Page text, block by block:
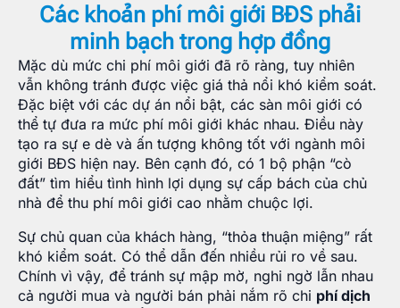
Các khoản phí môi giới BĐS phải
minh bạch trong hợp đồng
Mặc dù mức chi phí môi giới đã rõ ràng, tuy nhiên
vẫn không tránh được việc giá thả nổi khó kiểm soát.
Đặc biệt với các dự án nổi bật, các sàn môi giới có
thể tự đưa ra mức phí môi giới khác nhau. Điều này
tạo ra sự e dè và ấn tượng không tốt với ngành môi
giới BĐS hiện nay. Bên cạnh đó, có 1 bộ phận “cò
đất” tìm hiểu tình hình lợi dụng sự cấp bách của chủ
nhà để thu phí môi giới cao nhằm chuộc lợi.
Sự chủ quan của khách hàng, “thỏa thuận miệng” rất
khó kiểm soát. Có thể dẫn đến nhiều rủi ro về sau.
Chính vì vậy, để tránh sự mập mờ, nghi ngờ lẫn nhau
cả người mua và người bán phải nắm rõ chi phí dịch